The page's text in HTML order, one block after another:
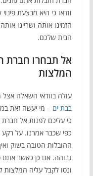
וודאו כי היא מבצעת
הזמינו אותה ושריינו
הבית שלכם.
אל תבחרו חברת
המלצות
עולה בוודאי השאלה אצל
בבת ים – מי יעשה זאת
כי עליכם לפנות אל חברת
כפי שכבר אמרנו. על
ההובלות הטובה בשוק
גבוהה. אם כן כאשר אתם
ונסו לקבל עליה